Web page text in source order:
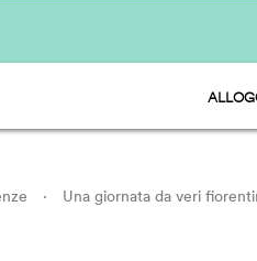
HU
· Una giornata da veri